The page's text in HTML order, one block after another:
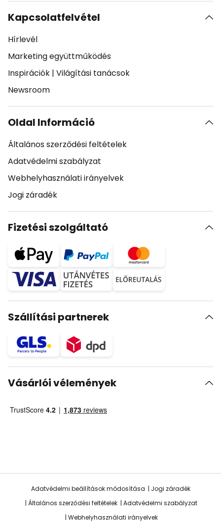
Kapcsolatfelvétel
Hírlevél
Marketing együttműködés
Inspirációk | Világítási tanácsok
Newsroom
Oldal Információ
Általános szerződési feltételek
Adatvédelmi szabályzat
Webhelyhasználati irányelvek
Jogi záradék
Fizetési szolgáltató
Szállítási partnerek
Vásárlói vélemények
Adatvédelmi beállítások módosítása
Jogi záradék
Általános szerződési feltételek
Adatvédelmi szabályzat
Webhelyhasználati irányelvek